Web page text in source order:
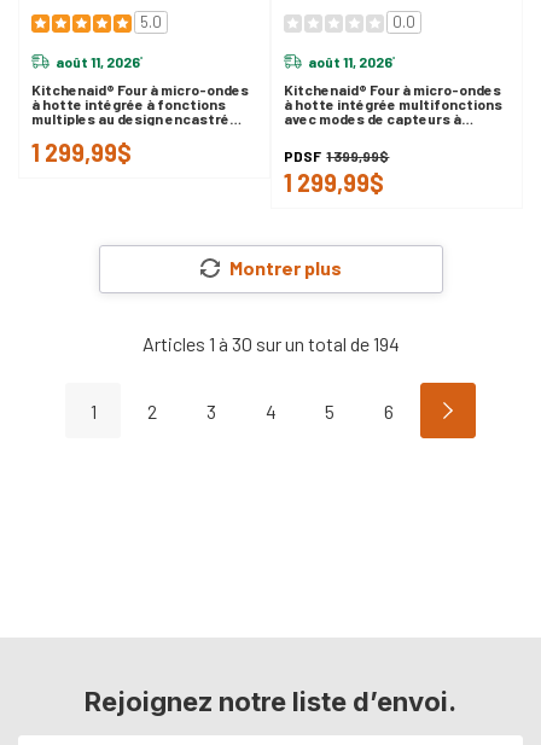
5.0
août 11, 2026*
Kitchenaid® Four à micro-ondes
à hotte intégrée à fonctions
multiples au design encastré
1 299,99$
0.0
août 11, 2026*
Kitchenaid® Four à micro-ondes
à hotte intégrée multifonctions
avec modes de capteurs à
PDSF 1 399,99$
1 299,99$
Montrer plus
Articles 1 à 30 sur un total de194
1 2 3 4 5 6
Rejoignez notre liste d’envoi.